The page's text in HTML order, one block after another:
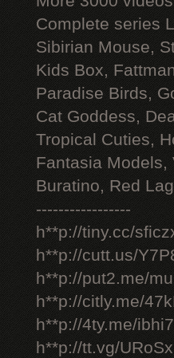
Complete series
Sibirian Mouse,
Kids Box,
Paradise Birds,
Cat Goddess,
Tropical Cuties,
Fantasia Models,
Buratino, Red
-----------------
h**p://tiny.cc/
h**p://cutt.us/
h**p://put2.me/
h**p://citly.me/
h**p://4ty.me/
h**p://tt.vg/URoSx